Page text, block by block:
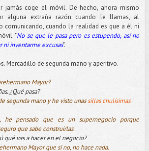
jamás coge el móvil. De hecho, ahora mismo
alguna extraña razón cuando le llamas, al
comunicando, cuando la realidad es que a él ni
"No se que le pasa pero es estupendo, así no
ni inventarme excusas".
Mercadillo de segunda mano y aperitivo.
Mayor?
¿Qué pasa?
segunda mano y he visto unassillas chulísimas.
he pensado que es un supernegocio porque
que sabe construirlas.
qué vas a hacer en el negocio?
Mayor que si no, no hace nada.